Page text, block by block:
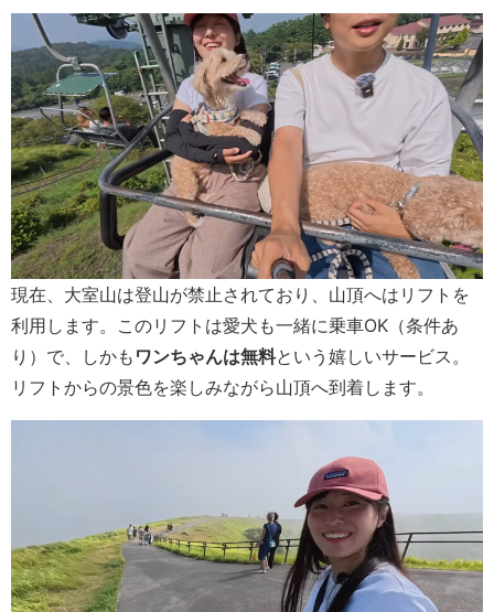
現在、大室山は登山が禁止されており、山頂へはリフトを
利用します。このリフトは愛犬も一緒に乗車OK（条件あ
り）で、しかも ワンちゃんは無料という嬉しいサービス。
リフトからの景色を楽しみながら山頂へ到着します。